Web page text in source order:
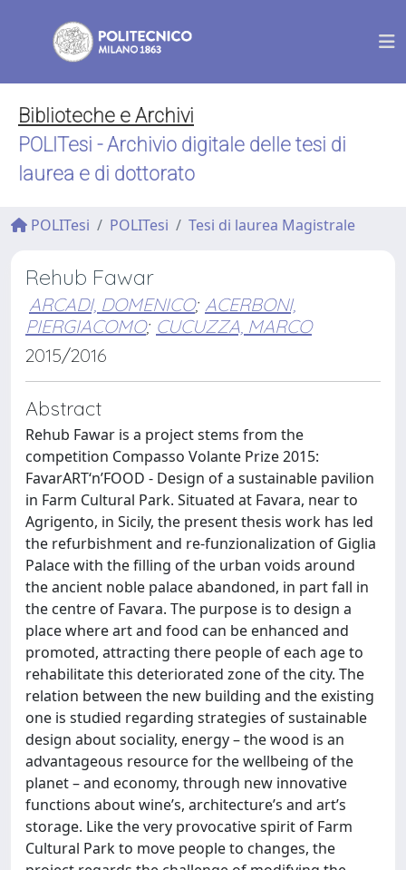
Biblioteche e Archivi
POLITesi - Archivio digitale delle tesi di
laurea e di dottorato
POLITesi POLITesi Tesi di laurea Magistrale
Rehub Fawar
ARCADI, DOMENICO; ACERBONI,
PIERGIACOMO; CUCUZZA, MARCO
2015/2016
Abstract
Rehub Fawar is a project stems from the
competition Compasso Volante Prize 2015:
FavarART‘n’FOOD - Design of a sustainable pavilion
in Farm Cultural Park. Situated at Favara, near to
Agrigento, in Sicily, the present thesis work has led
the refurbishment and re-funzionalization of Giglia
Palace with the filling of the urban voids around
the ancient noble palace abandoned, in part fall in
the centre of Favara. The purpose is to design a
place where art and food can be enhanced and
promoted, attracting there people of each age to
rehabilitate this deteriorated zone of the city. The
relation between the new building and the existing
one is studied regarding strategies of sustainable
design about sociality, energy – the wood is an
advantageous resource for the wellbeing of the
planet – and economy, through new innovative
functions about wine’s, architecture’s and art’s
storage. Like the very provocative spirit of Farm
Cultural Park to move people to changes, the